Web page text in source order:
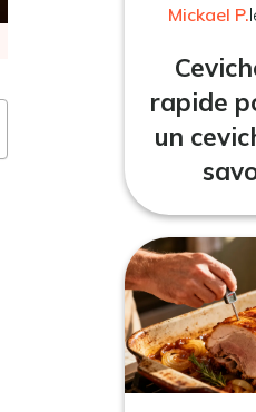
Mickael P.
rapide
un